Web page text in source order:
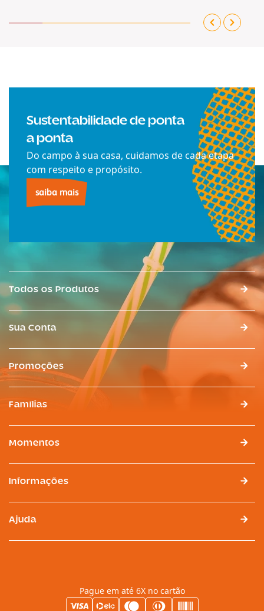
Sustentabilidade de ponta
a ponta
Do campo à sua casa, cuidamos de cada etapa
com respeito e propósito.
saiba mais
Todos os Produtos
Sua Conta
Promoções
Famílias
Momentos
Informações
Ajuda
Pague em até 6X no cartão